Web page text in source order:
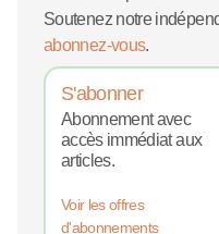
Soutenez notre
abonnez-vous.
S'abonner
Abonnement avec
accès immédiat aux
articles.
Voir les offres
d'abonnements